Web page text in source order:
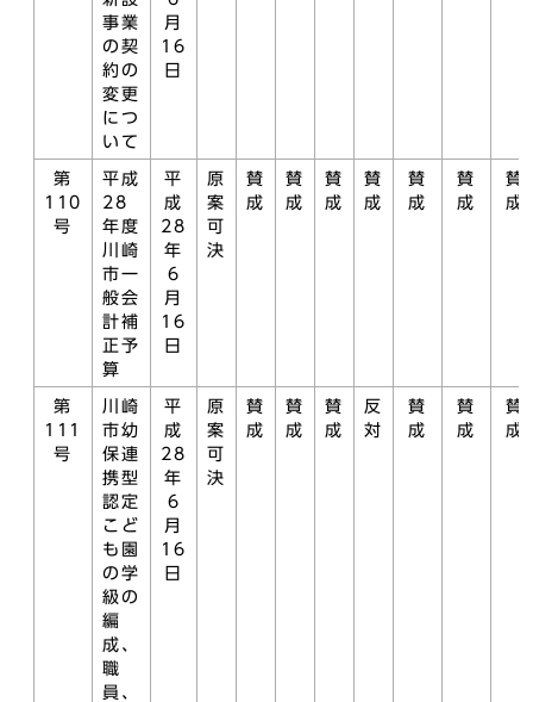
事業
の契
約の
変更
につ
いて
月
16
日
第
110
号
平成
28
年度
川崎
市一
般会
計補
正予
算
平
成
28
年
6
月
16
日
原
案
可
決
賛
成
賛
成
賛
成
賛
成
賛
成
賛
成
賛
成
第
111
号
川崎
市幼
保連
携型
認定
こど
も園
の学
級の
編
成、
職
員、
平
成
28
年
6
月
16
日
原
案
可
決
賛
成
賛
成
賛
成
反
対
賛
成
賛
成
賛
成